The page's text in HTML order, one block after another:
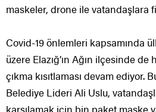
maskeler, drone ile vatandaşlara
Covid-19 önlemleri kapsamında
üzere Elazığ’ın Ağın ilçesinde
çıkma kısıtlaması devam ediyor.
Belediye Lideri Ali Uslu,
karşılamak için bin paket maske